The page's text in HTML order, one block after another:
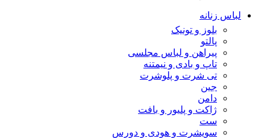
لباس زنانه
بلوز و تونیک
پالتو
پیراهن و لباس مجلسی
تاپ و بادی و نیمتنه
تی شرت و پلوشرت
جین
دامن
ژاکت و پلیور و بافت
ست
سویشرت و هودی و دورس